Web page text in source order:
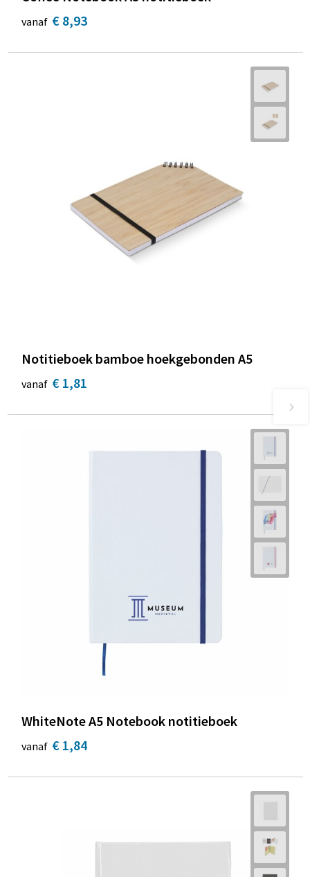
vanaf € 8,93
Notitieboek bamboe hoekgebonden A5
vanaf € 1,81
WhiteNote A5 Notebook notitieboek
vanaf € 1,84